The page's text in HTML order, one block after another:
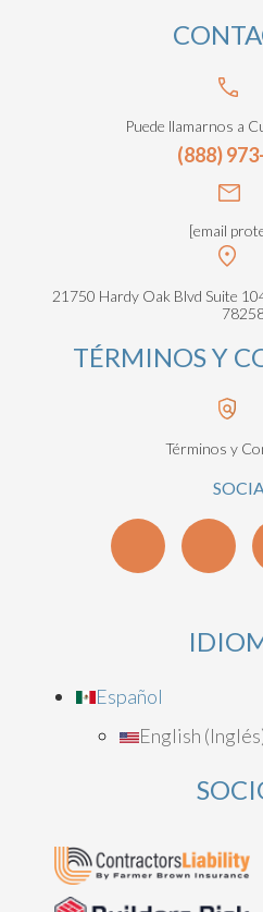
Puede llamarnos a
(888)
[email
21750 Hardy Oak Blvd Suite
TÉRMINOS Y
Términos y
Español
English (Inglés